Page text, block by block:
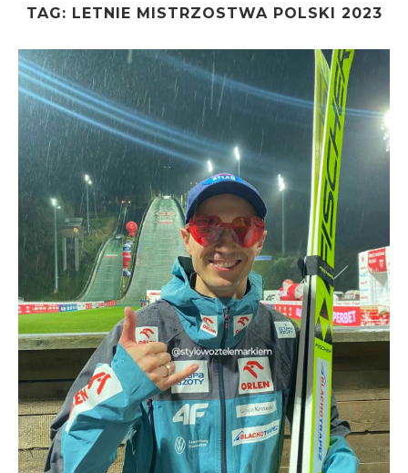
TAG: LETNIE MISTRZOSTWA POLSKI 2023